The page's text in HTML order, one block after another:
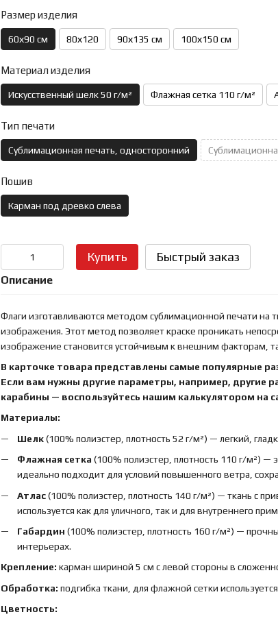
Размер изделия
60х90 см 80х120 90х135 см 100х150 см
Материал изделия
Искусственный шелк 50 г/м² Флажная сетка 110 г/м²
Тип печати
Сублимационная печать, односторонний
Пошив
Карман под древко слева
Купить Быстрый заказ
Описание
Флаги изготавливаются методом сублимационной печати на
изображения. Этот метод позволяет краске проникать
изображение становится устойчивым к внешним факторам,
В карточке товара представлены самые популярные
Если вам нужны другие параметры, например, другие
карабины — воспользуйтесь нашим калькулятором на
Материалы:
Шелк(100% полиэстер, плотность 52 г/м²) — легкий,
Флажная сетка (100% полиэстер, плотность 110 г/м²) —
идеально подходит для условий повышенного ветра,
Атлас(100% полиэстер, плотность 140 г/м²) — ткань с
используется как для уличного, так и для внутреннего
Габардин (100% полиэстер, плотность 160 г/м²) —
интерьерах.
Крепление: карман шириной 5 см с левой стороны в
Обработка: подгибка ткани, для флажной сетки
Цветность: